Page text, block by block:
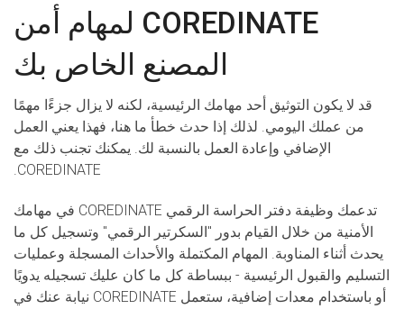
COREDINATE لمهام أمن
المصنع الخاص بك
قد لا يكون التوثيق أحد مهامك الرئيسية، لكنه لا يزال جزءًا مهمًا
من عملك اليومي. لذلك إذا حدث خطأ ما هنا، فهذا يعني العمل
الإضافي وإعادة العمل بالنسبة لك. يمكنك تجنب ذلك مع
COREDINATE.
تدعمك وظيفة دفتر الحراسة الرقمي COREDINATE في مهامك
الأمنية من خلال القيام بدور "السكرتير الرقمي" وتسجيل كل ما
يحدث أثناء المناوبة. المهام المكتملة والأحداث المسجلة وعمليات
التسليم والقبول الرئيسية - ببساطة كل ما كان عليك تسجيله يدويًا
أو باستخدام معدات إضافية، ستعمل COREDINATE نيابة عنك في